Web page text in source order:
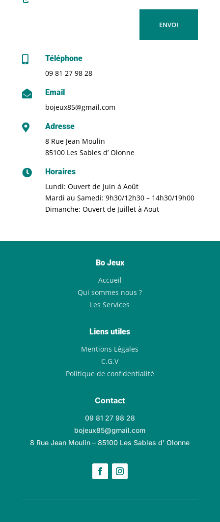
ENVOI

Téléphone
09 81 27 98 28

Email
bojeux85@gmail.com

Adresse
8 Rue Jean Moulin
85100 Les Sables d’ Olonne

Horaires
Lundi: Ouvert de Juin à Août
Mardi au Samedi: 9h30/12h30 – 14h30/19h00
Dimanche: Ouvert de Juillet à Aout
Bo Jeux
Accueil
Qui sommes nous ?
Les Services
Liens utiles
Mentions Légales
C.G.V
Politique de confidentialité
Contact
09 81 27 98 28
bojeux85@gmail.com
8 Rue Jean Moulin – 85100 Les Sables d’ Olonne